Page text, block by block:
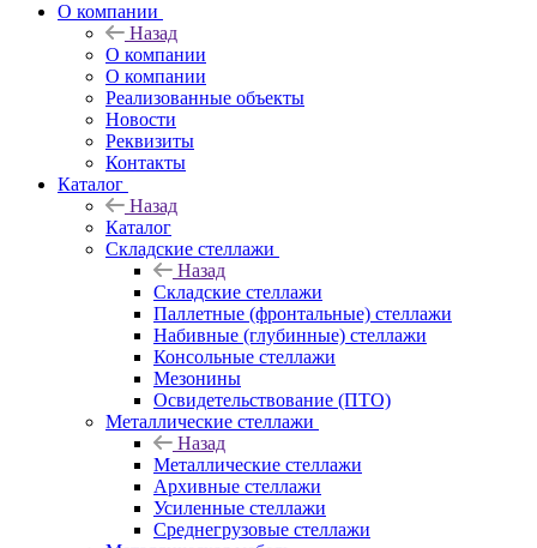
О компании
Назад
О компании
О компании
Реализованные объекты
Новости
Реквизиты
Контакты
Каталог
Назад
Каталог
Складские стеллажи
Назад
Складские стеллажи
Паллетные (фронтальные) стеллажи
Набивные (глубинные) стеллажи
Консольные стеллажи
Мезонины
Освидетельствование (ПТО)
Металлические стеллажи
Назад
Металлические стеллажи
Архивные стеллажи
Усиленные стеллажи
Среднегрузовые стеллажи